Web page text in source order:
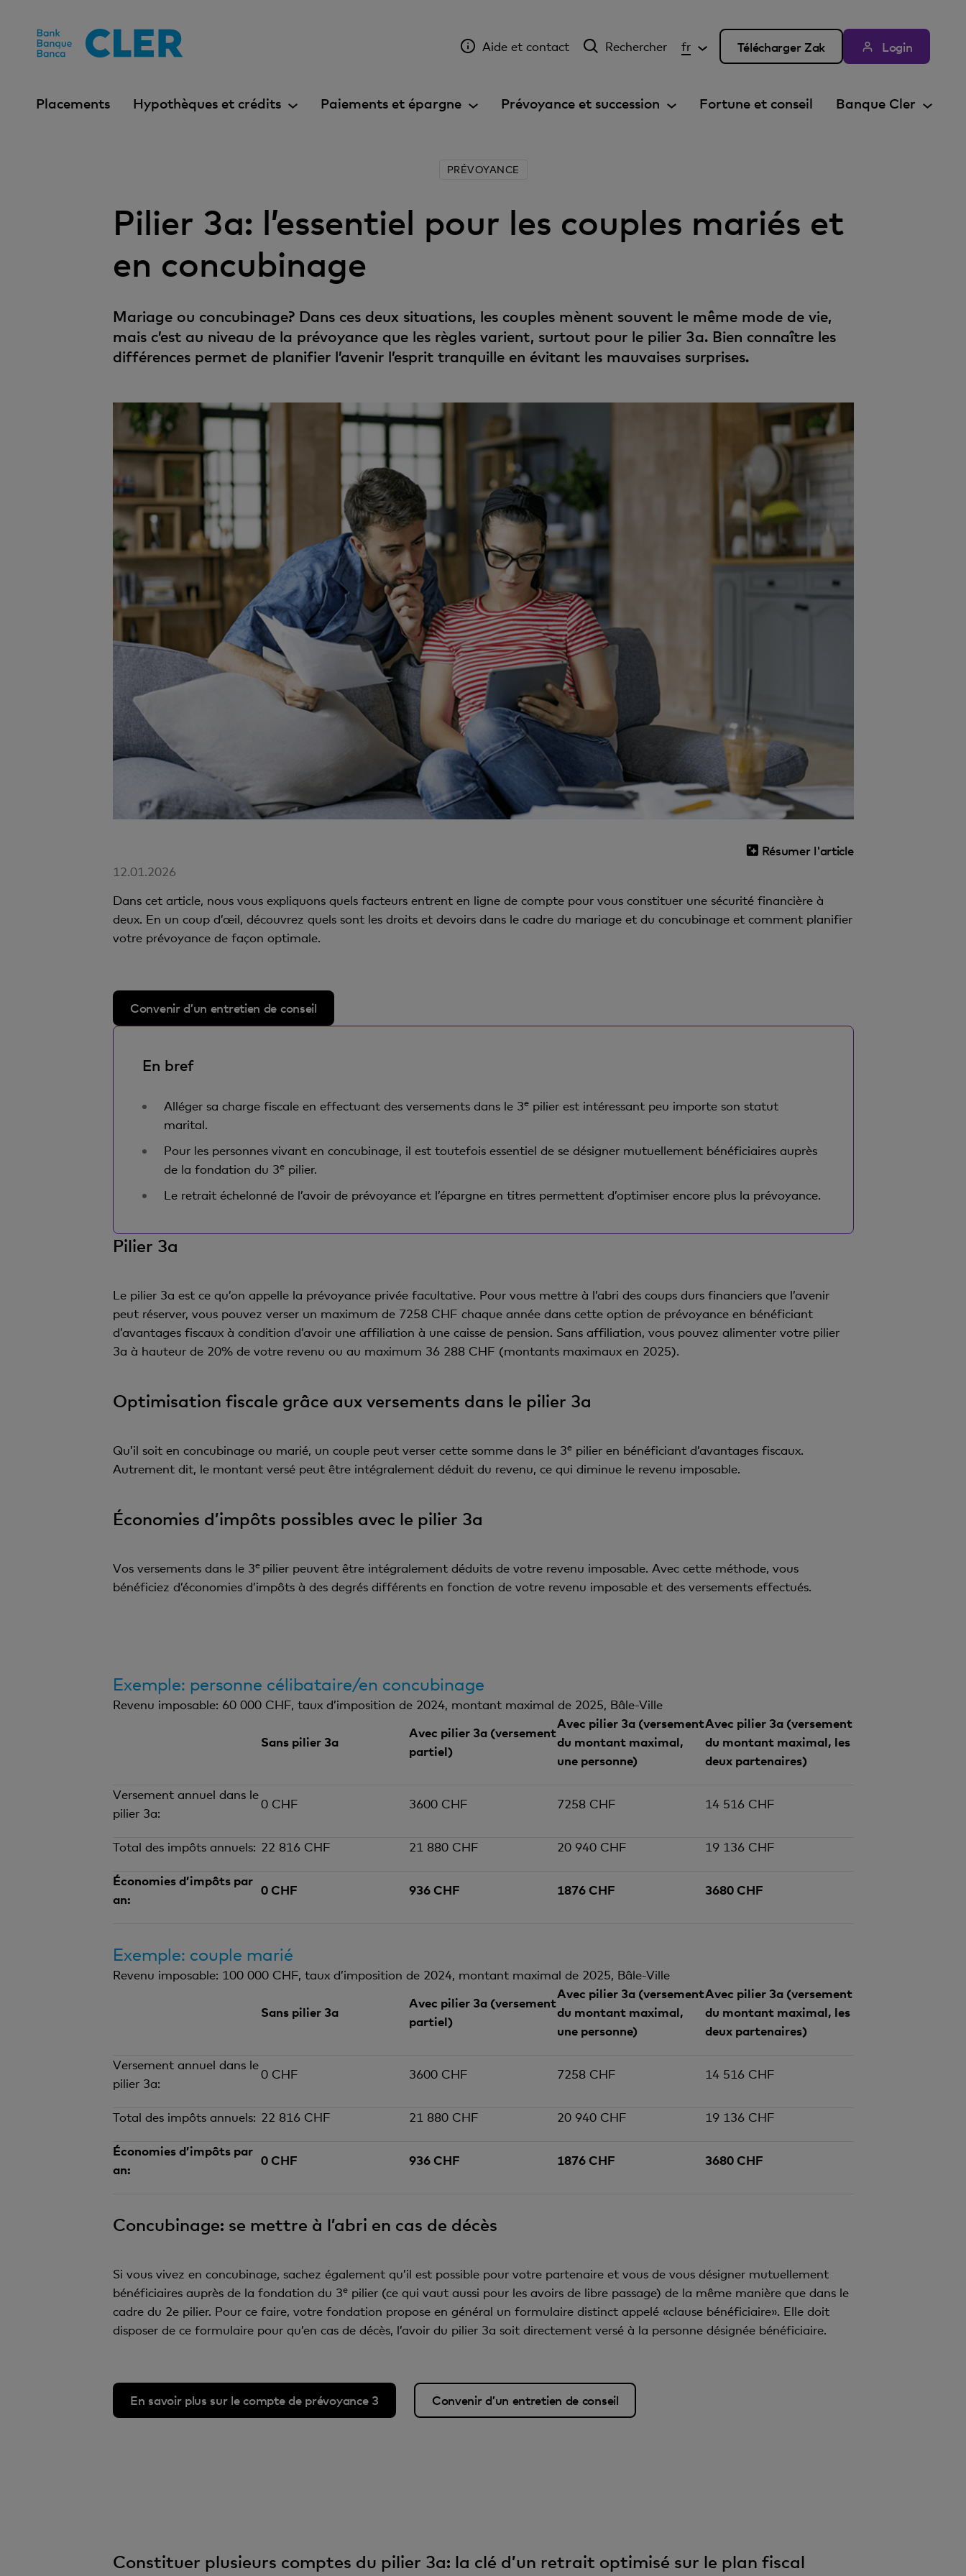
Aide et contact Rechercher fr Télécharger Zak Login
Placements Hypothèques et crédits Paiements et épargne Prévoyance et succession Fortune et conseil Banque Cler
PRÉVOYANCE
Pilier 3a: l’essentiel pour les couples mariés et
en concubinage
Mariage ou concubinage? Dans ces deux situations, les couples mènent souvent le même mode de vie,
mais c’est au niveau de la prévoyance que les règles varient, surtout pour le pilier 3a. Bien connaître les
différences permet de planifier l’avenir l’esprit tranquille en évitant les mauvaises surprises.
Résumer l'article
12.01.2026
Dans cet article, nous vous expliquons quels facteurs entrent en ligne de compte pour vous constituer une sécurité financière à
deux. En un coup d’œil, découvrez quels sont les droits et devoirs dans le cadre du mariage et du concubinage et comment planifier
votre prévoyance de façon optimale.
Convenir d’un entretien de conseil
En bref
Alléger sa charge fiscale en effectuant des versements dans le 3epilier est intéressant peu importe son statut
marital.
Pour les personnes vivant en concubinage, il est toutefois essentiel de se désigner mutuellement bénéficiaires auprès
de la fondation du 3epilier.
Le retrait échelonné de l’avoir de prévoyance et l’épargne en titres permettent d’optimiser encore plus la prévoyance.
Pilier 3a
Le pilier 3a est ce qu’on appelle la prévoyance privée facultative. Pour vous mettre à l’abri des coups durs financiers que l’avenir
peut réserver, vous pouvez verser un maximum de 7258 CHF chaque année dans cette option de prévoyance en bénéficiant
d’avantages fiscaux à condition d’avoir une affiliation à une caisse de pension. Sans affiliation, vous pouvez alimenter votre pilier
3a à hauteur de 20% de votre revenu ou au maximum 36 288 CHF (montants maximaux en 2025).
Optimisation fiscale grâce aux versements dans le pilier 3a
Qu’il soit en concubinage ou marié, un couple peut verser cette somme dans le 3epilier en bénéficiant d’avantages fiscaux.
Autrement dit, le montant versé peut être intégralement déduit du revenu, ce qui diminue le revenu imposable.
Économies d’impôts possibles avec le pilier 3a
Vos versements dans le 3e pilier peuvent être intégralement déduits de votre revenu imposable. Avec cette méthode, vous
bénéficiez d’économies d’impôts à des degrés différents en fonction de votre revenu imposable et des versements effectués.
Exemple: personne célibataire/en concubinage
Revenu imposable: 60 000 CHF, taux d’imposition de 2024, montant maximal de 2025, Bâle-Ville
Sans pilier 3a
Avec pilier 3a (versement
partiel)
Avec pilier 3a (versement
du montant maximal,
une personne)
Avec pilier 3a (versement
du montant maximal, les
deux partenaires)
Versement annuel dans le
pilier 3a:
0 CHF 3600 CHF 7258 CHF 14 516 CHF
Total des impôts annuels: 22 816 CHF 21 880 CHF 20 940 CHF 19 136 CHF
Économies d’impôts par
an:
0 CHF 936 CHF 1876 CHF 3680 CHF
Exemple: couple marié
Revenu imposable: 100 000 CHF, taux d’imposition de 2024, montant maximal de 2025, Bâle-Ville
Sans pilier 3a
Avec pilier 3a (versement
partiel)
Avec pilier 3a (versement
du montant maximal,
une personne)
Avec pilier 3a (versement
du montant maximal, les
deux partenaires)
Versement annuel dans le
pilier 3a:
0 CHF 3600 CHF 7258 CHF 14 516 CHF
Total des impôts annuels: 22 816 CHF 21 880 CHF 20 940 CHF 19 136 CHF
Économies d’impôts par
an:
0 CHF 936 CHF 1876 CHF 3680 CHF
Concubinage: se mettre à l’abri en cas de décès
Si vous vivez en concubinage, sachez également qu’il est possible pour votre partenaire et vous de vous désigner mutuellement
bénéficiaires auprès de la fondation du 3epilier (ce qui vaut aussi pour les avoirs de libre passage) de la même manière que dans le
cadre du 2e pilier. Pour ce faire, votre fondation propose en général un formulaire distinct appelé «clause bénéficiaire». Elle doit
disposer de ce formulaire pour qu’en cas de décès, l’avoir du pilier 3a soit directement versé à la personne désignée bénéficiaire.
En savoir plus sur le compte de prévoyance 3 Convenir d’un entretien de conseil
Constituer plusieurs comptes du pilier 3a: la clé d’un retrait optimisé sur le plan fiscal